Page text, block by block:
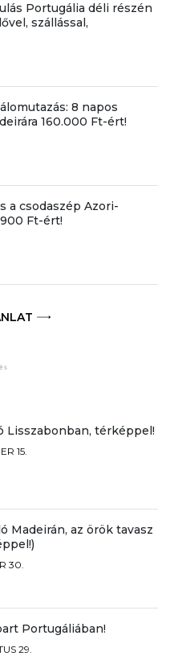
Portugália déli részén
szállással,
8 napos
160.000 Ft-ért!
a csodaszép Azori-
Ft-ért!
Lisszabonban, térképpel!
15.
Madeirán, az örök tavasz
30.
Portugáliában!
29.